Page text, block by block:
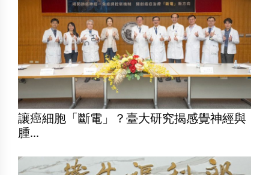
讓癌細胞「斷電」？臺大研究揭感覺神經與
腫...